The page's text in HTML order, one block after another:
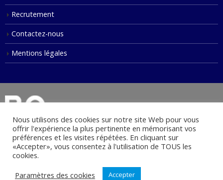
Recrutement
Contactez-nous
Mentions légales
© Copyright 2021. Tous droits réservés.
Nous utilisons des cookies sur notre site Web pour vous
offrir l'expérience la plus pertinente en mémorisant vos
préférences et les visites répétées. En cliquant sur
«Accepter», vous consentez à l'utilisation de TOUS les
cookies.
Paramètres des cookies
Accepter